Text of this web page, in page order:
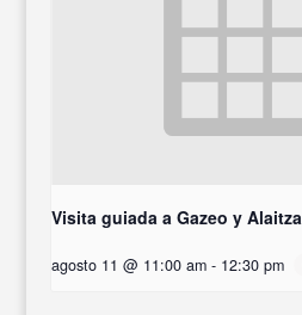
Visita guiada a Gazeo y Alaitza
agosto 11 @ 11:00 am - 12:30 pm